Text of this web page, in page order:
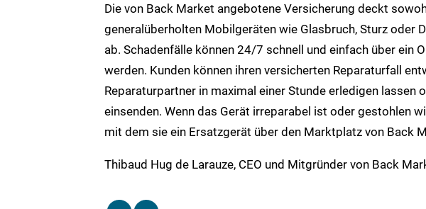
Die von Back Market angebotene Versicherung deckt
generalüberholten Mobilgeräten wie Glasbruch, Sturz oder
ab. Schadenfälle können 24/7 schnell und einfach über ein
werden. Kunden können ihren versicherten Reparaturfall
Reparaturpartner in maximal einer Stunde erledigen lassen
einsenden. Wenn das Gerät irreparabel ist oder gestohlen
mit dem sie ein Ersatzgerät über den Marktplatz von Back
Thibaud Hug de Larauze, CEO und Mitgründer von Back